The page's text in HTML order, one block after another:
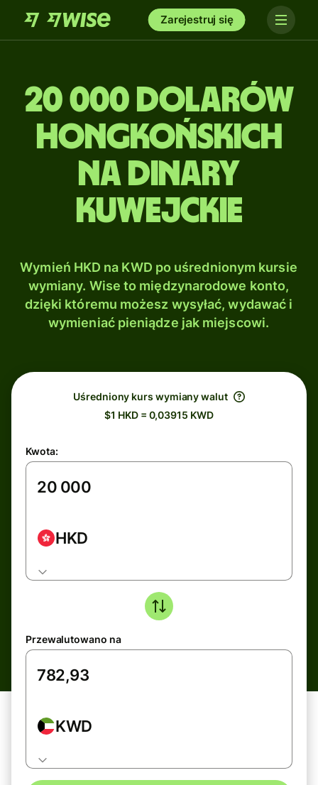
Zarejestruj się
20 000 Dolarów
hongkońskich
na Dinary
kuwejckie
Wymień HKD na KWD po uśrednionym kursie
wymiany. Wise to międzynarodowe konto,
dzięki któremu możesz wysyłać, wydawać i
wymieniać pieniądze jak miejscowi.
Uśredniony kurs wymiany walut
$1 HKD = 0,03915 KWD
Kwota:
HKD
Przewalutowano na
KWD